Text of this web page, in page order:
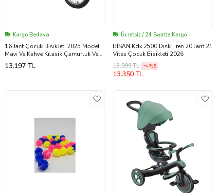
Kargo Bedava
16 Jant Çocuk Bisikleti 2025 Model
Mavi Ve Kahve Kılasik Çamurluk Ve
Sepetli Lüks
13.197 TL
Ücretsiz / 24 Saatte Kargo
BİSAN Kdx 2500 Disk Fren 20 Jant 21
Vites Çocuk Bisikleti 2026
13.999 TL
%5
13.350 TL